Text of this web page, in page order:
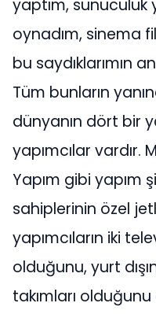
yaptım, sunuculuk
oynadım, sinema
bu saydıklarımın
Tüm bunların
dünyanın dört bir
yapımcılar vardır.
Yapım gibi yapım
sahiplerinin özel
yapımcıların iki
olduğunu, yurt
takımları